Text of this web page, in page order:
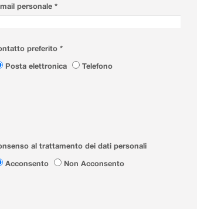
personale *
preferito *
Posta elettronica
Telefono
al trattamento dei dati personali
Acconsento
Non Acconsento